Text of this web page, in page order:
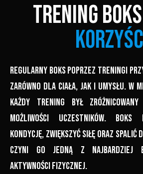
Trening boks
Regularny boks poprzez treningi
zarówno dla ciała, jak i umysłu. W
każdy trening był
możliwości uczestników. Boks
kondycję, zwiększyć siłę oraz
czyni go jedną z najbardziej
aktywności fizycznej.